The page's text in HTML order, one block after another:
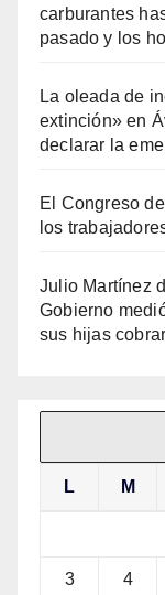
carburantes
pasado y los
La oleada de
extinción» en
declarar la
El Congreso
los
Julio Martínez
Gobierno
sus hijas
L M
3 4